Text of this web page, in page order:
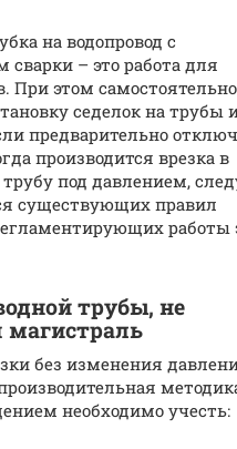
на водопровод с
сварки – это работа для
При этом
седелок на трубы
предварительно
производится врезка в
под давлением,
существующих правил
работы
трубы, не
магистраль
без изменения
необходимо учесть: